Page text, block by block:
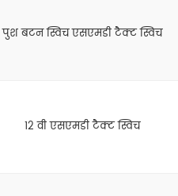
पुश बटन स्विच एसएमडी टैक्ट स्विच
12 वी एसएमडी टैक्ट स्विच